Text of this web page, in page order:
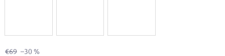
€69 –30 %